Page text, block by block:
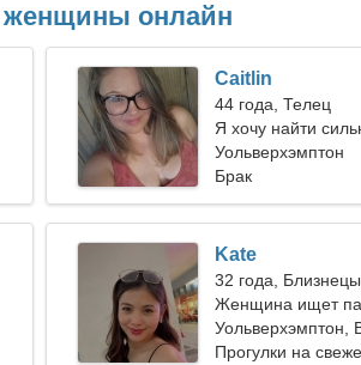
онлайн
Caitlin
44 года, Телец
Я хочу найти
Уольверхэмптон
Брак
Kate
32 года, Близнецы
Женщина ищет
Уольверхэмптон,
Прогулки на